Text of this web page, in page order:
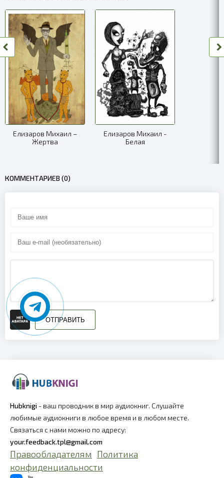
Елизаров Михаил –
Жертва
Елизаров Михаил -
Белая
КОММЕНТАРИЕВ (0)
ОТПРАВИТЬ
Hubknigi - ваш проводник в мир аудиокниг. Слушайте
любимые аудиокниги в любое время и в любом месте.
Связаться с нами можно по адресу:
your.feedback.tpl@gmail.com
Правообладателям Политика
конфиденциальности